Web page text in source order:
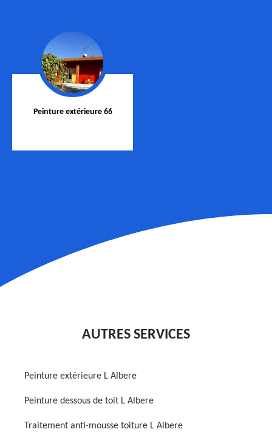
Peinture extérieure 66
AUTRES SERVICES
Peinture extérieure L Albere
Peinture dessous de toit L Albere
Traitement anti-mousse toiture L Albere